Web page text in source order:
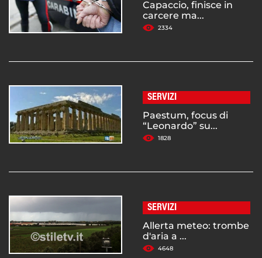
Capaccio, finisce in
carcere ma...
2334
SERVIZI
Paestum, focus di
“Leonardo” su...
1828
SERVIZI
Allerta meteo: trombe
d'aria a ...
4648